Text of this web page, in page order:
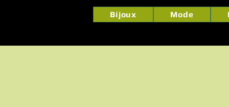
Bijoux Mode